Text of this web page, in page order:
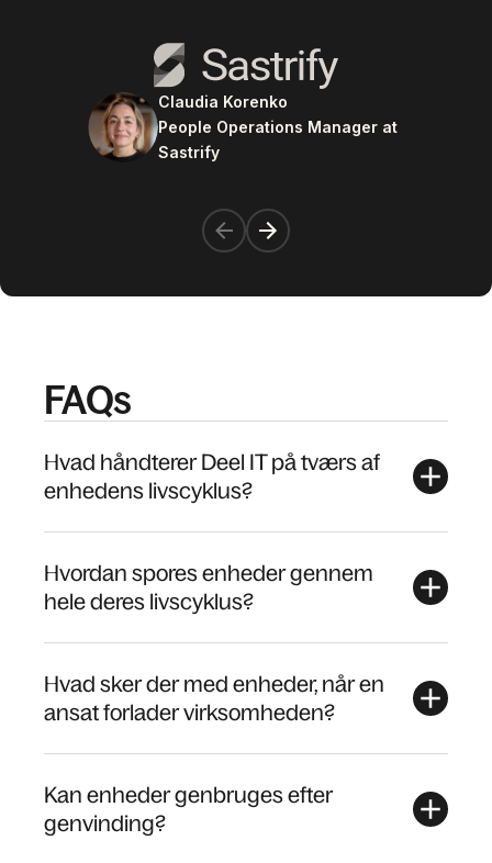
Claudia Korenko
People Operations Manager at
Sastrify
FAQs
Hvad håndterer Deel IT på tværs af
enhedens livscyklus?
Hvordan spores enheder gennem
hele deres livscyklus?
Hvad sker der med enheder, når en
ansat forlader virksomheden?
Kan enheder genbruges efter
genvinding?